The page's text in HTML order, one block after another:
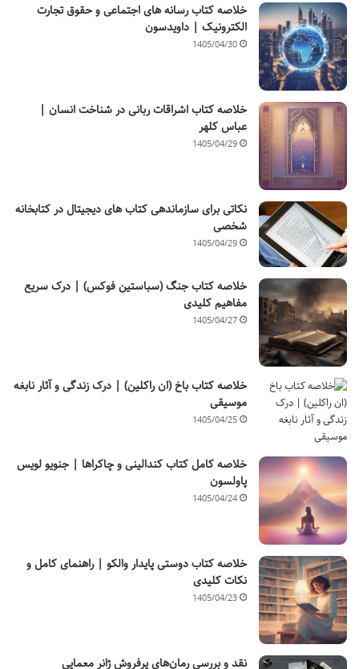
خلاصه کتاب رسانه های اجتماعی و حقوق تجارت
الکترونیک | داویدسون
1405/04/30
خلاصه کتاب اشراقات ربانی در شناخت انسان |
عباس کلهر
1405/04/29
نکاتی برای سازماندهی کتاب های دیجیتال در کتابخانه
شخصی
1405/04/29
خلاصه کتاب جنگ (سباستین فوکس) | درک سریع
مفاهیم کلیدی
1405/04/27
خلاصه کتاب باخ (ان راکلین) | درک زندگی و آثار نابغه
موسیقی
1405/04/25
خلاصه کامل کتاب کندالینی و چاکراها | جنویو لویس
پاولسون
1405/04/24
خلاصه کتاب دوستی پایدار والکو | راهنمای کامل و
نکات کلیدی
1405/04/23
نقد و بررسی رمان‌های پرفروش ژانر معمایی